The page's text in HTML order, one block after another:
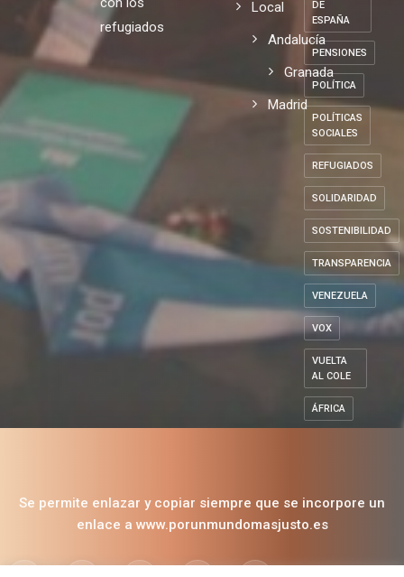
experiencia
con los
Andalucia
Local
Andalucía
Granada
Madrid
PARTIDOS
POLÍTICOS
DE
ESPAÑA
PENSIONES
POLÍTICA
POLÍTICAS
SOCIALES
REFUGIADOS
SOLIDARIDAD
SOSTENIBILIDAD
TRANSPARENCIA
VENEZUELA
VOX
VUELTA
AL COLE
enlace a www.porunmundomasjusto.es